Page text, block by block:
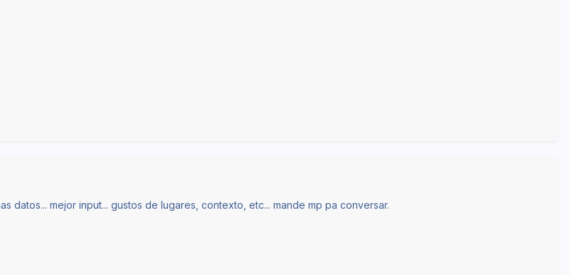
datos... mejor input... gustos de lugares, contexto, etc... mande mp pa conversar.